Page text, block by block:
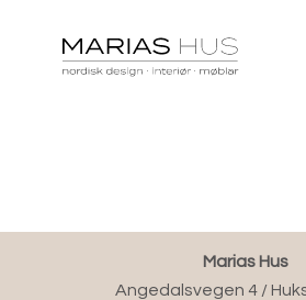
Marias Hus
Angedalsvegen 4 /